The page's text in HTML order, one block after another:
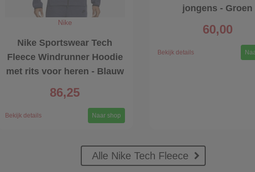
Nike
Nike Sportswear Tech
Fleece Windrunner Hoodie
met rits voor heren - Blauw
86,25
Bekijk details Naar shop
jongens - Groen
60,00
Bekijk details
Alle Nike Tech Fleece